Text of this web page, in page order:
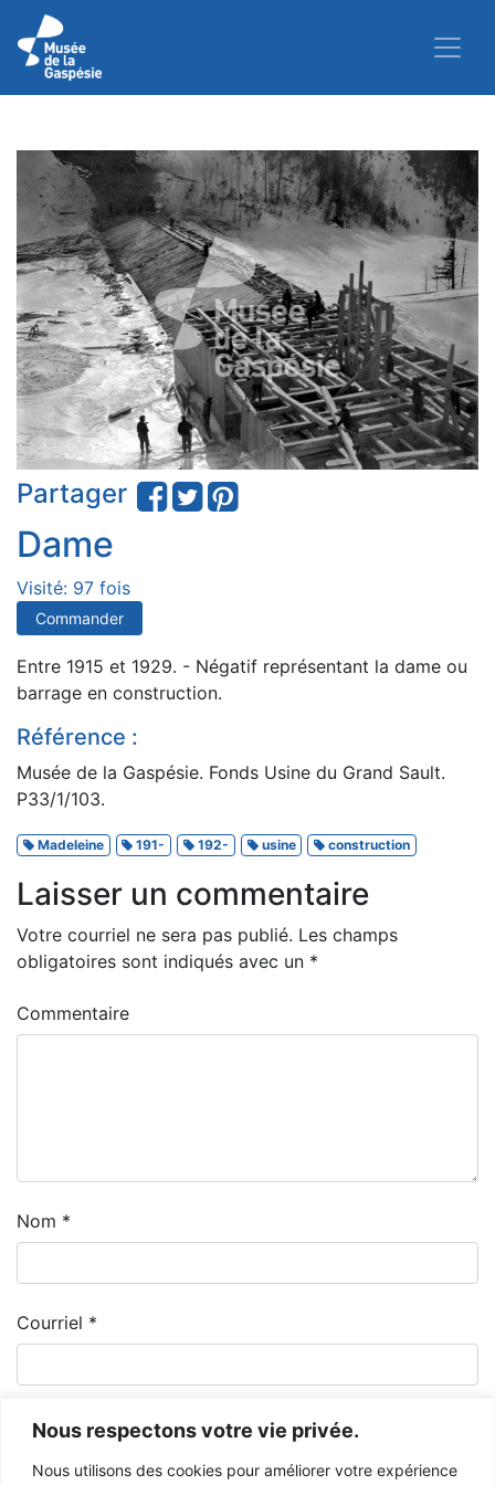
Nous respectons votre vie privée.
Nous utilisons des cookies pour améliorer votre expérience
Partager
Dame
Visité: 97 fois
Commander
Entre 1915 et 1929. - Négatif représentant la dame ou
barrage en construction.
Référence :
Musée de la Gaspésie. Fonds Usine du Grand Sault.
P33/1/103.
Madeleine 191- 192- usine construction
Laisser un commentaire
Votre courriel ne sera pas publié. Les champs
obligatoires sont indiqués avec un *
Commentaire
Nom *
Courriel *